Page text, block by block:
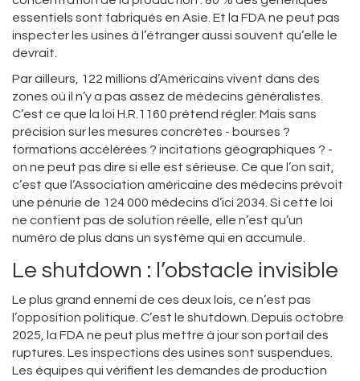
essentiels sont fabriqués en Asie. Et la FDA ne peut pas
inspecter les usines à l’étranger aussi souvent qu’elle le
devrait.
Par ailleurs, 122 millions d’Américains vivent dans des
zones où il n’y a pas assez de médecins généralistes.
C’est ce que la loi H.R.1160 prétend régler. Mais sans
précision sur les mesures concrètes - bourses ?
formations accélérées ? incitations géographiques ? -
on ne peut pas dire si elle est sérieuse. Ce que l’on sait,
c’est que l’Association américaine des médecins prévoit
une pénurie de 124 000 médecins d’ici 2034. Si cette loi
ne contient pas de solution réelle, elle n’est qu’un
numéro de plus dans un système qui en accumule.
Le shutdown : l’obstacle invisible
Le plus grand ennemi de ces deux lois, ce n’est pas
l’opposition politique. C’est le shutdown. Depuis octobre
2025, la FDA ne peut plus mettre à jour son portail des
ruptures. Les inspections des usines sont suspendues.
Les équipes qui vérifient les demandes de production